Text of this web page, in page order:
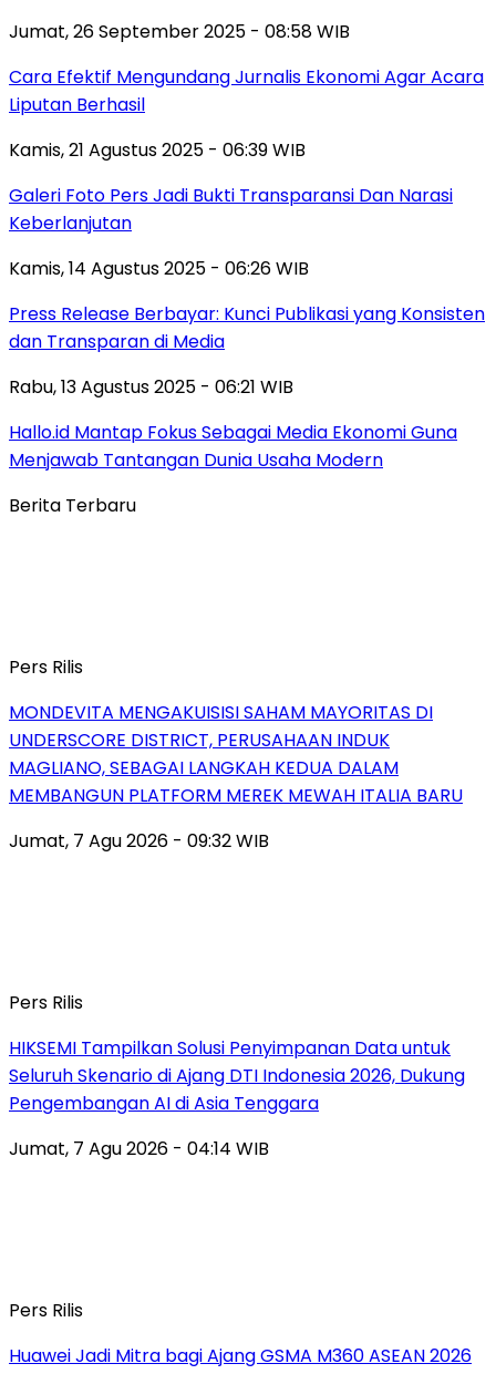
Jumat, 26 September 2025 - 08:58 WIB
Cara Efektif Mengundang Jurnalis Ekonomi Agar Acara
Liputan Berhasil
Kamis, 21 Agustus 2025 - 06:39 WIB
Galeri Foto Pers Jadi Bukti Transparansi Dan Narasi
Keberlanjutan
Kamis, 14 Agustus 2025 - 06:26 WIB
Press Release Berbayar: Kunci Publikasi yang Konsisten
dan Transparan di Media
Rabu, 13 Agustus 2025 - 06:21 WIB
Hallo.id Mantap Fokus Sebagai Media Ekonomi Guna
Menjawab Tantangan Dunia Usaha Modern
Berita Terbaru
Pers Rilis
MONDEVITA MENGAKUISISI SAHAM MAYORITAS DI
UNDERSCORE DISTRICT, PERUSAHAAN INDUK
MAGLIANO, SEBAGAI LANGKAH KEDUA DALAM
MEMBANGUN PLATFORM MEREK MEWAH ITALIA BARU
Jumat, 7 Agu 2026 - 09:32 WIB
Pers Rilis
HIKSEMI Tampilkan Solusi Penyimpanan Data untuk
Seluruh Skenario di Ajang DTI Indonesia 2026, Dukung
Pengembangan AI di Asia Tenggara
Jumat, 7 Agu 2026 - 04:14 WIB
Pers Rilis
Huawei Jadi Mitra bagi Ajang GSMA M360 ASEAN 2026